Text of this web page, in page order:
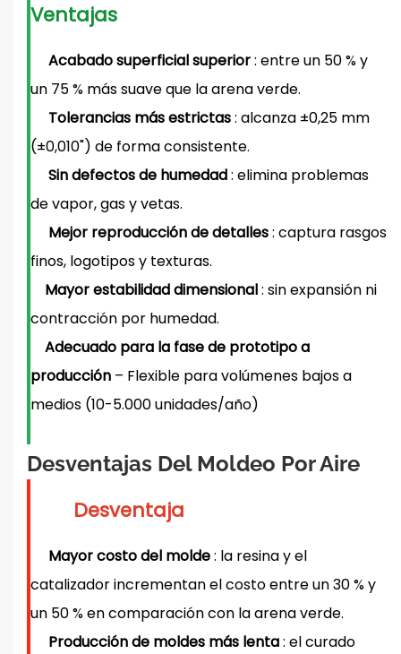
Ventajas
Acabado superficial superior: entre un 50 % y
un 75 % más suave que la arena verde.
Tolerancias más estrictas: alcanza ±0,25 mm
(±0,010") de forma consistente.
Sin defectos de humedad: elimina problemas
de vapor, gas y vetas.
Mejor reproducción de detalles: captura rasgos
finos, logotipos y texturas.
Mayor estabilidad dimensional: sin expansión ni
contracción por humedad.
Adecuado para la fase de prototipo a
producción – Flexible para volúmenes bajos a
medios (10-5.000 unidades/año)
Desventajas Del Moldeo Por Aire
Desventaja
Mayor costo del molde: la resina y el
catalizador incrementan el costo entre un 30 % y
un 50 % en comparación con la arena verde.
Producción de moldes más lenta: el curado